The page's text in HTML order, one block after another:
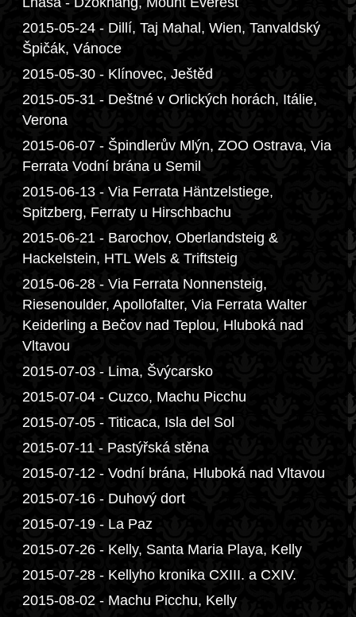
2015-05-24 - Dillí, Taj Mahal, Wien, Tanvaldský
Špičák, Vánoce
2015-05-30 - Klínovec, Ještěd
2015-05-31 - Deštné v Orlických horách, Itálie,
Verona
2015-06-07 - Špindlerův Mlýn, ZOO Ostrava, Via
Ferrata Vodní brána u Semil
2015-06-13 - Via Ferrata Häntzelstiege,
Spitzberg, Ferraty u Hirschbachu
2015-06-21 - Barochov, Oberlandsteig &
Hackelstein, HTL Wels & Triftsteig
2015-06-28 - Via Ferrata Nonnensteig,
Riesenoulder, Apollofalter, Via Ferrata Walter
Keiderling a Bečov nad Teplou, Hluboká nad
Vltavou
2015-07-03 - Lima, Švýcarsko
2015-07-04 - Cuzco, Machu Picchu
2015-07-05 - Titicaca, Isla del Sol
2015-07-11 - Pastýřská stěna
2015-07-12 - Vodní brána, Hluboká nad Vltavou
2015-07-16 - Duhový dort
2015-07-19 - La Paz
2015-07-26 - Kelly, Santa Maria Playa, Kelly
2015-07-28 - Kellyho kronika CXIII. a CXIV.
2015-08-02 - Machu Picchu, Kelly